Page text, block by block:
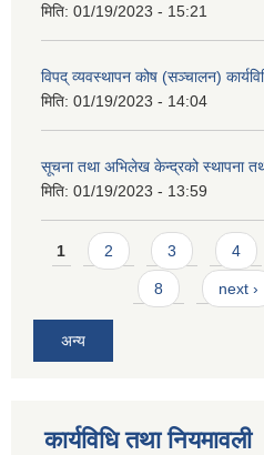
मिति: 01/19/2023 - 15:21
विपद् व्यवस्थापन कोष (सञ्चालन)
मिति: 01/19/2023 - 14:04
सूचना तथा अभिलेख केन्द्रको स्थापना
मिति: 01/19/2023 - 13:59
Pages
1 2 3 4
8 next ›
अन्य
कार्यविधि तथा नियमावली